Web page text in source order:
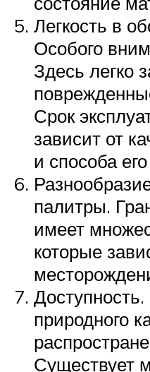
Легкость в
Особого
Здесь легко
Срок
зависит от
и способа
палитры.
имеет
которые
природного
Существует